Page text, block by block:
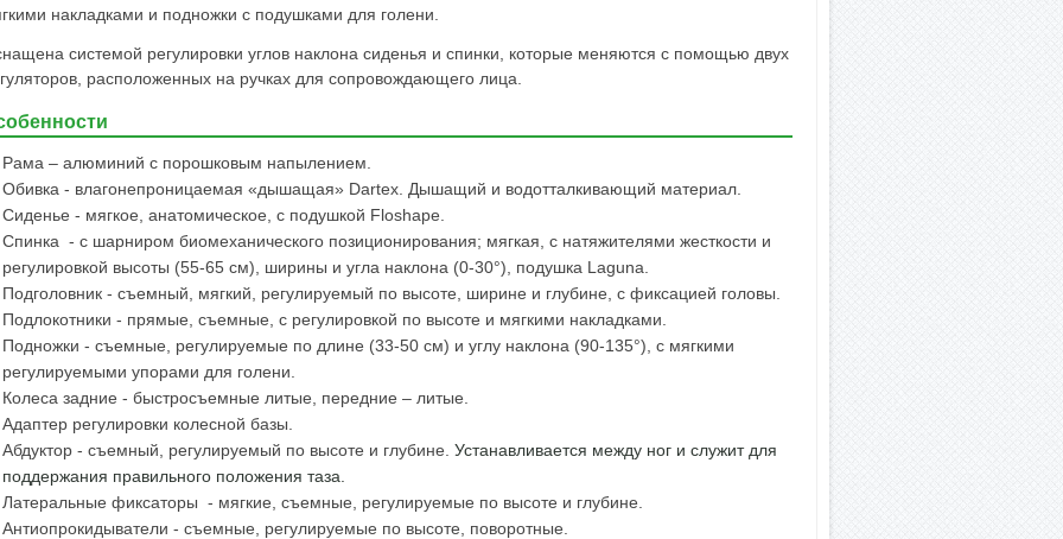
накладками и подножки с подушками для голени.
системой регулировки углов наклона сиденья и спинки, которые меняются с помощью двух
расположенных на ручках для сопровождающего лица.
Рама – алюминий с порошковым напылением.
Обивка - влагонепроницаемая «дышащая» Dartex. Дышащий и водотталкивающий материал.
Сиденье - мягкое, анатомическое, с подушкой Floshape.
Cпинка - с шарниром биомеханического позиционирования; мягкая, с натяжителями жесткости и
регулировкой высоты (55-65 см), ширины и угла наклона (0-30°), подушка Laguna.
Подголовник - съемный, мягкий, регулируемый по высоте, ширине и глубине, с фиксацией головы.
Подлокотники - прямые, съемные, с регулировкой по высоте и мягкими накладками.
Подножки - съемные, регулируемые по длине (33-50 см) и углу наклона (90-135°), с мягкими
регулируемыми упорами для голени.
Колеса задние - быстросъемные литые, передние – литые.
Адаптер регулировки колесной базы.
Абдуктор - съемный, регулируемый по высоте и глубине. Устанавливается между ног и служит для
поддержания правильного положения таза.
Латеральные фиксаторы - мягкие, съемные, регулируемые по высоте и глубине.
Антиопрокидыватели - съемные, регулируемые по высоте, поворотные.